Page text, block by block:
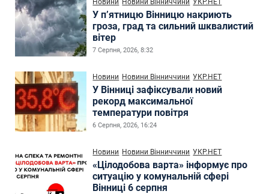
Новини Новини Вінниччини УКР.НЕТ
У п’ятницю Вінницю накриють
гроза, град та сильний шквалистий
вітер
7 Серпня, 2026, 8:32
Новини Новини Вінниччини УКР.НЕТ
У Вінниці зафіксували новий
рекорд максимальної
температури повітря
6 Серпня, 2026, 16:24
Новини Новини Вінниччини УКР.НЕТ
«Цілодобова варта» інформує про
ситуацію у комунальній сфері
Вінниці 6 серпня